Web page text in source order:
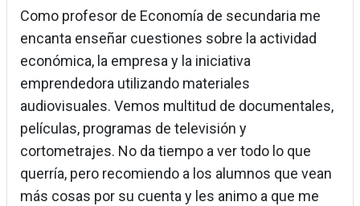
Como profesor de Economía de secundaria me
encanta enseñar cuestiones sobre la actividad
económica, la empresa y la iniciativa
emprendedora utilizando materiales
audiovisuales. Vemos multitud de documentales,
películas, programas de televisión y
cortometrajes. No da tiempo a ver todo lo que
querría, pero recomiendo a los alumnos que vean
más cosas por su cuenta y les animo a que me